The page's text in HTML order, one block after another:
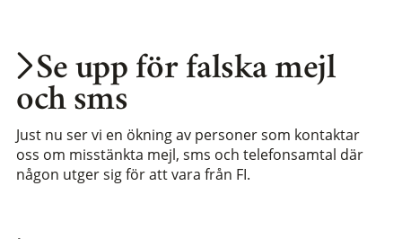
Se upp för falska mejl
och sms
Just nu ser vi en ökning av personer som kontaktar
oss om misstänkta mejl, sms och telefonsamtal där
någon utger sig för att vara från FI.